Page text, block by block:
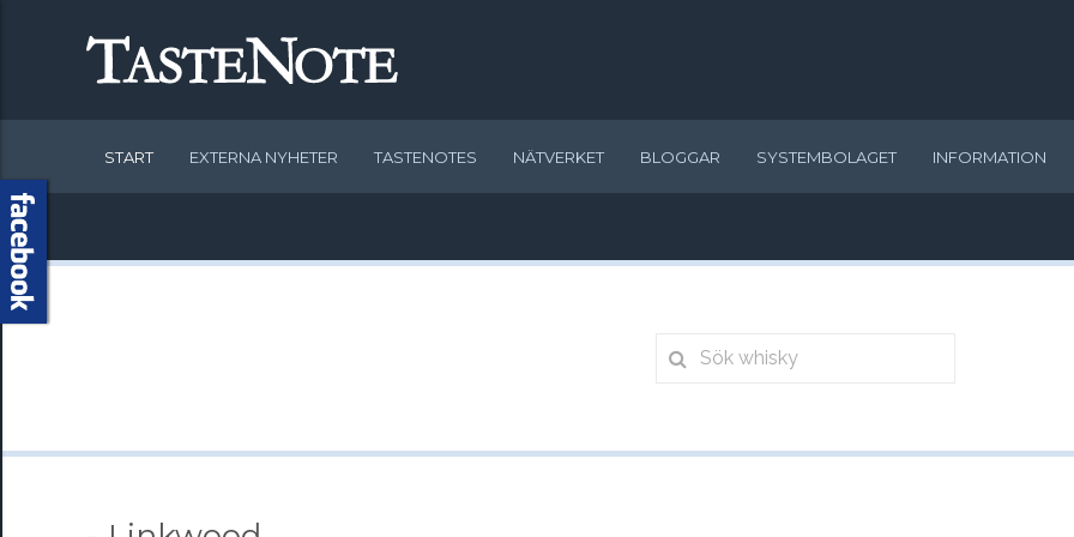
START EXTERNA NYHETER TASTENOTES NÄTVERKET BLOGGAR SYSTEMBOLAGET INFORMATION